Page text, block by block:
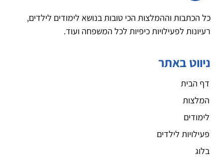
כל הכתבות וההמלצות הכי טובות בנושא לימודים לילדים,
רעיונות לפעילויות כיפיות לכל המשפחה ועוד.
ניווט באתר
דף הבית
המלצות
לימודים
פעילויות לילדים
בלוג